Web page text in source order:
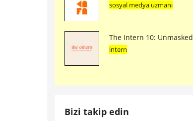
sosyal medya uzmanı
The Intern 10: Unmasked
intern
Bizi takip edin